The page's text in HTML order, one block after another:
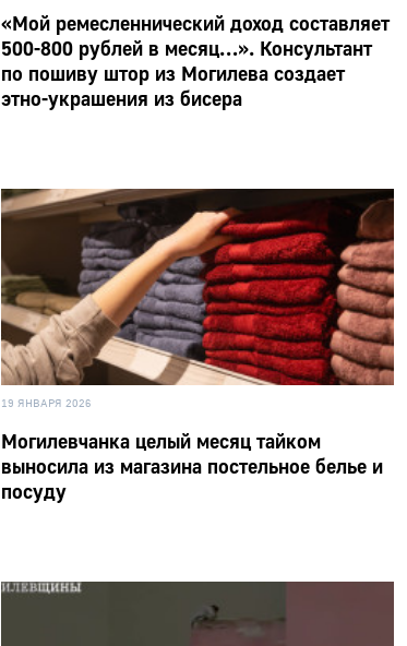
«Мой ремесленнический доход составляет
500-800 рублей в месяц…». Консультант
по пошиву штор из Могилева создает
этно-украшения из бисера
19 ЯНВАРЯ 2026
Могилевчанка целый месяц тайком
выносила из магазина постельное белье и
посуду